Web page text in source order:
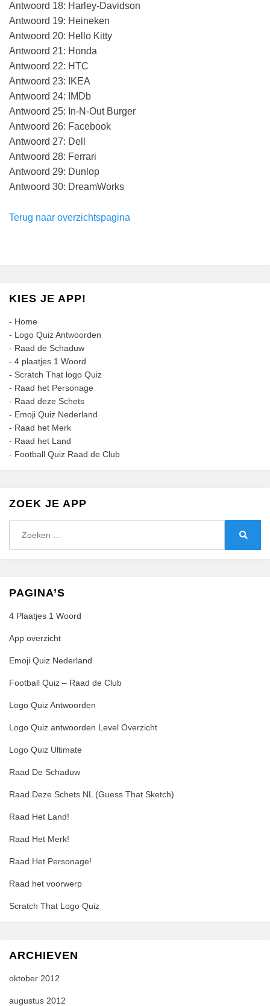
Antwoord 18: Harley-Davidson
Antwoord 19: Heineken
Antwoord 20: Hello Kitty
Antwoord 21: Honda
Antwoord 22: HTC
Antwoord 23: IKEA
Antwoord 24: IMDb
Antwoord 25: In-N-Out Burger
Antwoord 26: Facebook
Antwoord 27: Dell
Antwoord 28: Ferrari
Antwoord 29: Dunlop
Antwoord 30: DreamWorks
Terug naar overzichtspagina
KIES JE APP!
- Home
- Logo Quiz Antwoorden
- Raad de Schaduw
- 4 plaatjes 1 Woord
- Scratch That logo Quiz
- Raad het Personage
- Raad deze Schets
- Emoji Quiz Nederland
- Raad het Merk
- Raad het Land
- Football Quiz Raad de Club
ZOEK JE APP
naar:
PAGINA’S
4 Plaatjes 1 Woord
App overzicht
Emoji Quiz Nederland
Football Quiz – Raad de Club
Logo Quiz Antwoorden
Logo Quiz antwoorden Level Overzicht
Logo Quiz Ultimate
Raad De Schaduw
Raad Deze Schets NL (Guess That Sketch)
Raad Het Land!
Raad Het Merk!
Raad Het Personage!
Raad het voorwerp
Scratch That Logo Quiz
ARCHIEVEN
oktober 2012
augustus 2012